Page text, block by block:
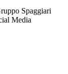
Spaggiari
Media